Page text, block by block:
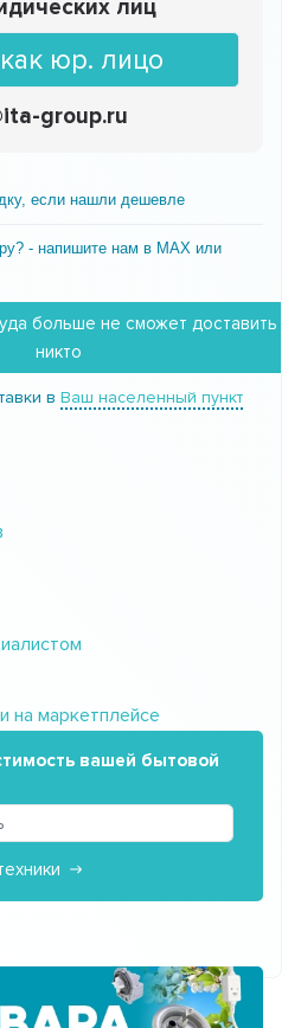
лиц
юр. лицо
group.ru
если нашли дешевле
- напишите нам в MAX или
больше не сможет доставить
никто
в Ваш населенный пункт
на маркетплейсе
вашей бытовой